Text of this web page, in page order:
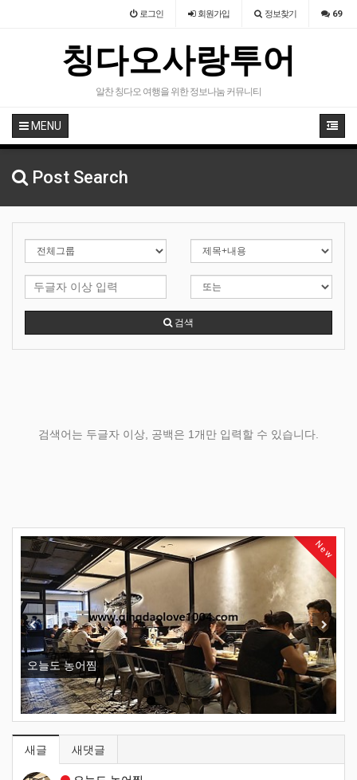
로그인 회원가입 정보찾기 69
칭다오사랑투어
알찬 칭다오 여행을 위한 정보나눔 커뮤니티
MENU
Post Search
검색
검색어는 두글자 이상, 공백은 1개만 입력할 수 있습니다.
New
오늘도 농어찜
Previous Next
새글 새댓글